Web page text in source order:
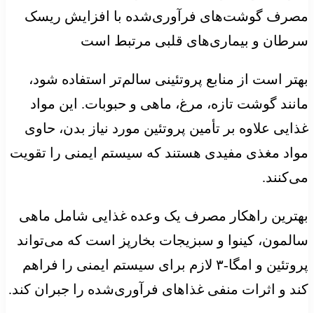
مصرف گوشت‌های فرآوری‌شده با افزایش ریسک
سرطان و بیماری‌های قلبی مرتبط است
بهتر است از منابع پروتئینی سالم‌تر استفاده شود،
مانند گوشت تازه، مرغ، ماهی و حبوبات. این مواد
غذایی علاوه بر تأمین پروتئین مورد نیاز بدن، حاوی
مواد مغذی مفیدی هستند که سیستم ایمنی را تقویت
می‌کنند.
بهترین راهکار مصرف یک وعده غذایی شامل ماهی
سالمون، کینوا و سبزیجات بخارپز است که می‌تواند
پروتئین و امگا-۳ لازم برای سیستم ایمنی را فراهم
کند و اثرات منفی غذاهای فرآوری‌شده را جبران کند.